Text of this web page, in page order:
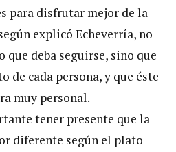
para disfrutar mejor de la
explicó Echeverría, no
que deba seguirse, sino que
de cada persona, y que éste
muy personal.
tener presente que la
diferente según el plato